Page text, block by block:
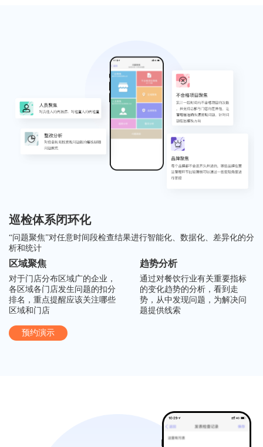
巡检体系闭环化
“问题聚焦”对任意时间段检查结果进行智能化、数据化、差异化的分
析和统计
区域聚焦
对于门店分布区域广的企业，
各区域各门店发生问题的扣分
排名，重点提醒应该关注哪些
区域和门店
趋势分析
通过对餐饮行业有关重要指标
的变化趋势的分析，看到走
势，从中发现问题，为解决问
题提供线索
预约演示